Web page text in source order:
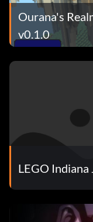
Ourana's
v0.1.0
LEGO Indiana